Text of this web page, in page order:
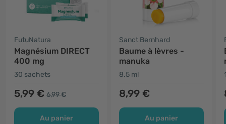
FutuNatura
Magnésium DIRECT
400 mg
30 sachets
5,99 € 6,99 €
Au panier
Sanct Bernhard
Baume à lèvres -
manuka
8.5 ml
8,99 €
Au panier